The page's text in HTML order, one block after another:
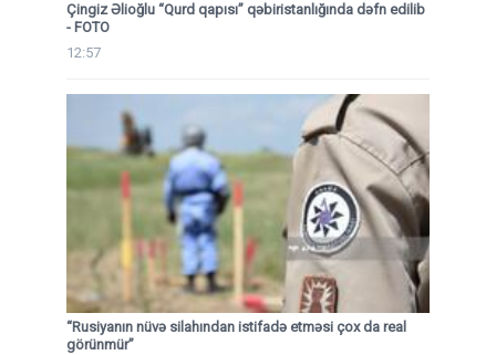
Çingiz Əlioğlu “Qurd qapısı” qəbiristanlığında dəfn edilib
- FOTO
12:57
“Rusiyanın nüvə silahından istifadə etməsi çox da real
görünmür”